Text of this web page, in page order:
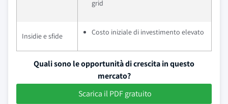
grid
Insidie e sfide Costo iniziale di investimento elevato
Quali sono le opportunità di crescita in questo
mercato?
Scarica il PDF gratuito